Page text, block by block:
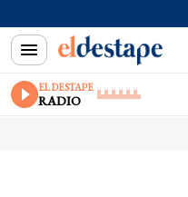
EL DESTAPE
RADIO